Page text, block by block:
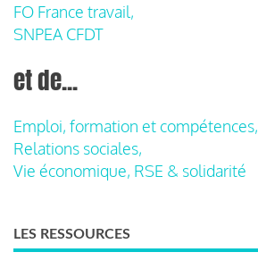
FO France travail,
SNPEA CFDT
et de...
Emploi, formation et compétences,
Relations sociales,
Vie économique, RSE & solidarité
LES RESSOURCES